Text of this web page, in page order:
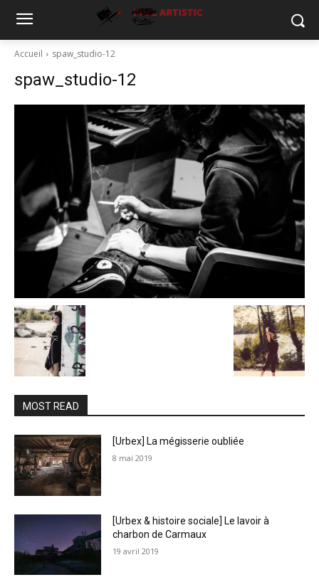
Accueil spaw_studio-12
spaw_studio-12
MOST READ
[Urbex] La mégisserie oubliée
8 mai 2019
[Urbex & histoire sociale] Le lavoir à
charbon de Carmaux
19 avril 2019